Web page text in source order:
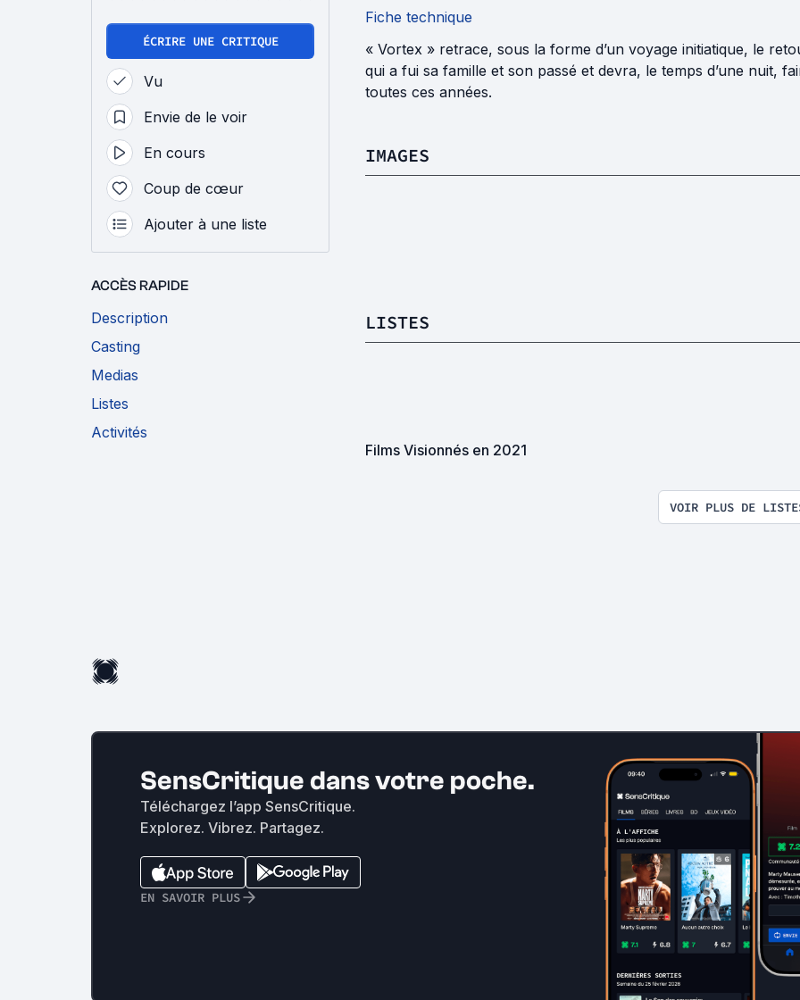
ÉCRIRE UNE CRITIQUE
Vu
Envie de le voir
En cours
Coup de cœur
Ajouter à une liste
ACCÈS RAPIDE
Description
Casting
Medias
Listes
Activités
Fiche technique
« Vortex » retrace, sous la forme d’un voyage initiatique, le
qui a fui sa famille et son passé et devra, le temps d’une nuit,
toutes ces années.
IMAGES
LISTES
Films Visionnés en 2021
VOIR PLUS DE
SensCritique dans votre poche.
Téléchargez l’app SensCritique.
Explorez. Vibrez. Partagez.
EN SAVOIR PLUS